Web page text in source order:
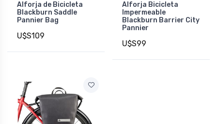
Alforja de Bicicleta
Blackburn Saddle
Pannier Bag
U$S109
Alforja Bicicleta
Impermeable
Blackburn Barrier City
Pannier
U$S99